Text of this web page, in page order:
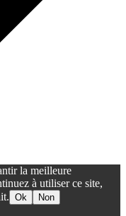
la meilleure
à utiliser ce site,
Ok
Non